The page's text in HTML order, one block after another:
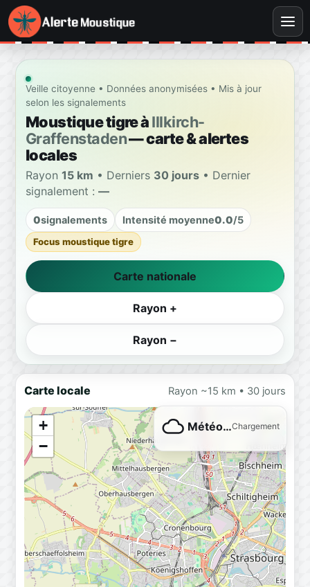
Veille citoyenne • Données anonymisées • Mis à jour
selon les signalements
Moustique tigre àIllkirch-
Graffenstaden— carte & alertes
locales
Rayon 15 km • Derniers 30 jours • Dernier
signalement : —
0signalements Intensité moyenne0.0/5
Focus moustique tigre
Carte nationale
Rayon +
Rayon −
Carte locale Rayon ~15 km • 30 jours
+
−
Météo…Chargement